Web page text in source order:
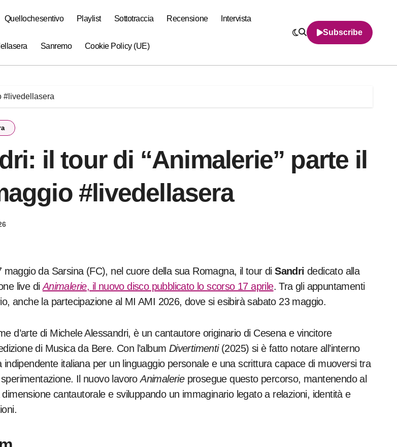
Quellochesentivo Playlist Sottotraccia Recensione Intervista
Sanremo Cookie Policy (UE)
Subscribe
#livedellasera
il tour di “Animalerie” parte il
#livedellasera
maggio da Sarsina (FC), nel cuore della sua Romagna, il tour diSandridedicato alla
live diAnimalerie, il nuovo disco pubblicato lo scorso 17 aprile. Tra gli appuntamenti
anche la partecipazione al MI AMI 2026, dove si esibirà sabato 23 maggio.
d’arte di Michele Alessandri, è un cantautore originario di Cesena e vincitore
di Musica da Bere. Con l’album Divertimenti(2025) si è fatto notare all’interno
indipendente italiana per un linguaggio personale e una scrittura capace di muoversi tra
Il nuovo lavoroAnimalerieprosegue questo percorso, mantenendo al
cantautorale e sviluppando un immaginario legato a relazioni, identità e